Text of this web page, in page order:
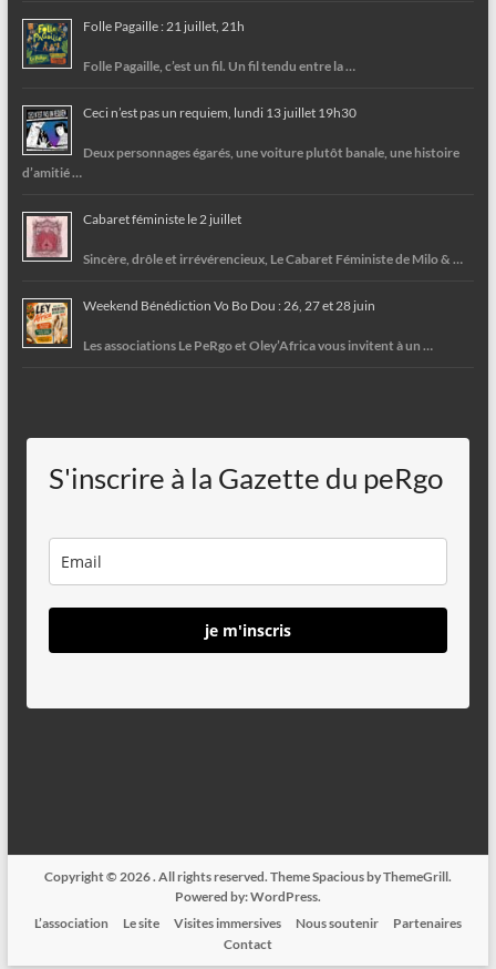
Folle Pagaille : 21 juillet, 21h
Folle Pagaille, c’est un fil. Un fil tendu entre la …
Ceci n’est pas un requiem, lundi 13 juillet 19h30
Deux personnages égarés, une voiture plutôt banale, une histoire
d’amitié …
Cabaret féministe le 2 juillet
Sincère, drôle et irrévérencieux, Le Cabaret Féministe de Milo & …
Weekend Bénédiction Vo Bo Dou : 26, 27 et 28 juin
Les associations Le PeRgo et Oley’Africa vous invitent à un …
S'inscrire à la Gazette du peRgo
je m'inscris
Copyright © 2026. All rights reserved. ThemeSpaciousby ThemeGrill.
Powered by:WordPress.
L’association
Le site Visites immersives Nous soutenir
Partenaires
Contact